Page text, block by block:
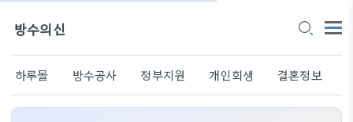
방수의신
하루몰 방수공사 정부지원 개인회생 결혼정보